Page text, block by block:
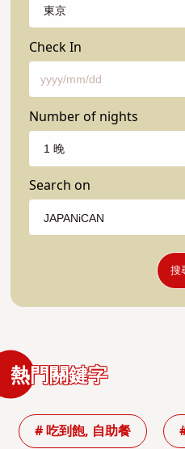
Check In
Number of nights
Search on
搜
熱門關鍵字
# 吃到飽, 自助餐